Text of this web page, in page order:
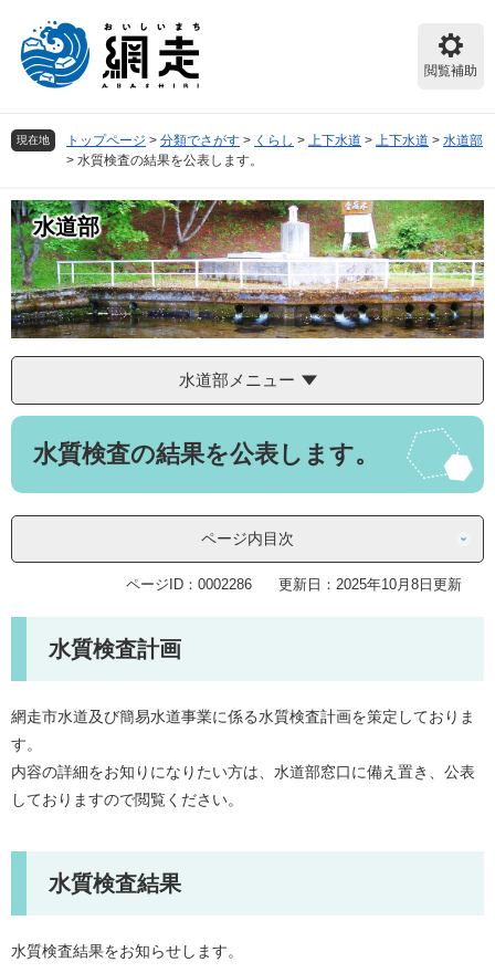
頭
で
飛
ば
て
本
文
へ
閲覧補助
現在地 トップページ > 分類でさがす > くらし > 上下水道 > 上下水道 > 水道部
> 水質検査の結果を公表します。
水道部
水道部メニュー
本
水質検査の結果を公表します。
ページ内目次
ページID：0002286 更新日：2025年10月8日更新
水質検査計画
網走市水道及び簡易水道事業に係る水質検査計画を策定しておりま
す。
内容の詳細をお知りになりたい方は、水道部窓口に備え置き、公表
しておりますので閲覧ください。
水質検査結果
水質検査結果をお知らせします。